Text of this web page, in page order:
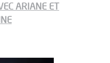
ARIANE ET